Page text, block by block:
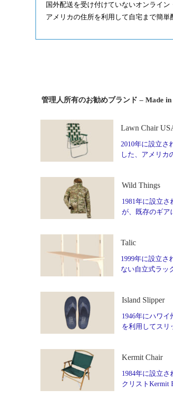
国外配送を受け付けていないオンライ
アメリカの住所を利用して自宅まで簡単
管理人所有のお勧めブランド – Made in
Lawn Chair
2010年に設立さ
した、アメリカ
Wild Things
1981年に設立
が、既存のギア
Talic
1999年に設立さ
ない自立式ラッ
Island Slipper
1946年にハワ
を利用してスリ
Kermit Chair
1984年に設立
クリストKermit